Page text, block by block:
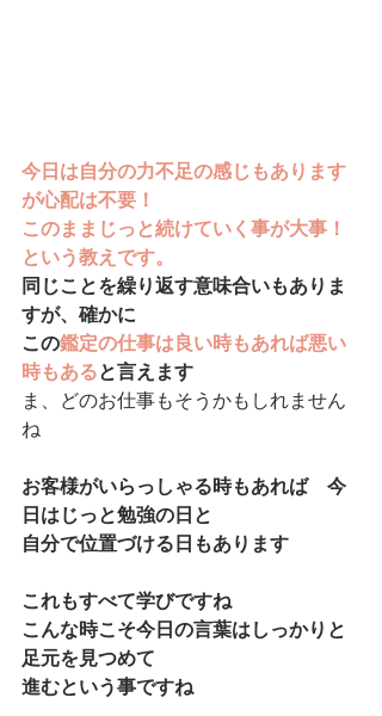
今日は自分の力不足の感じもあります
が心配は不要！
このままじっと続けていく事が大事！
という教えです。
同じことを繰り返す意味合いもありま
すが、確かに
この鑑定の仕事は良い時もあれば悪い
時もあると言えます
ま、どのお仕事もそうかもしれません
ね
お客様がいらっしゃる時もあれば　今
日はじっと勉強の日と
自分で位置づける日もあります
これもすべて学びですね
こんな時こそ今日の言葉はしっかりと
足元を見つめて
進むという事ですね